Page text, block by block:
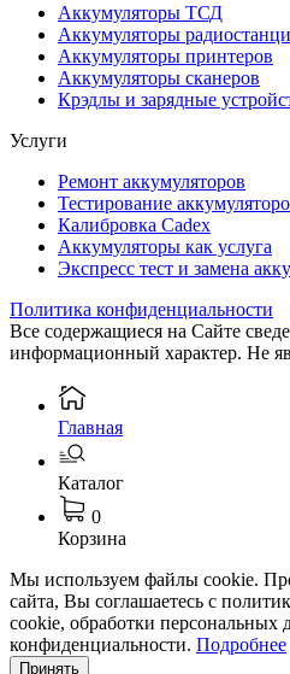
Аккумуляторы ТСД
Аккумуляторы
Аккумуляторы принтеров
Аккумуляторы сканеров
Крэдлы и зарядные
Услуги
Ремонт аккумуляторов
Тестирование
Калибровка Cadex
Аккумуляторы как услуга
Экспресс тест и замена
Политика конфиденциальности
Все содержащиеся на Сайте
информационный характер. Не
Главная
Каталог
0
Корзина
Мы используем файлы cookie.
сайта, Вы соглашаетесь с
cookie, обработки персональных
конфиденциальности. Подробнее
Принять